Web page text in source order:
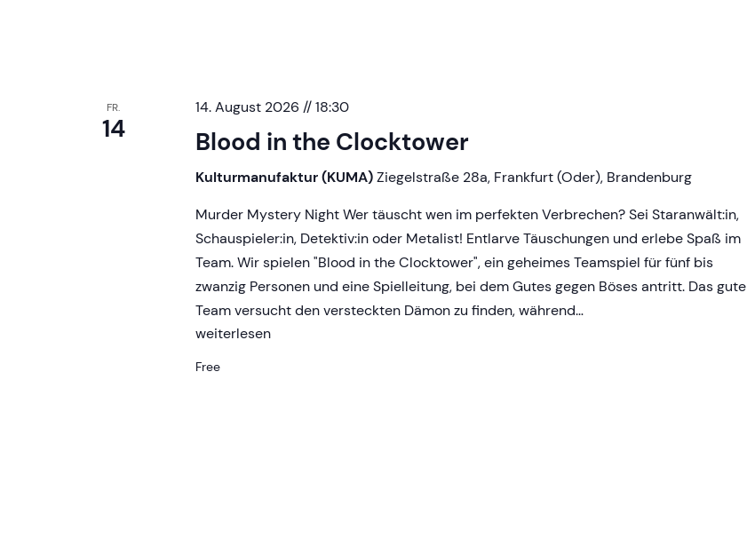
FR.
14
14. August 2026 // 18:30
Blood in the Clocktower
Kulturmanufaktur (KUMA)Ziegelstraße 28a, Frankfurt (Oder), Brandenburg
Murder Mystery Night Wer täuscht wen im perfekten Verbrechen? Sei Staranwält:in,
Schauspieler:in, Detektiv:in oder Metalist! Entlarve Täuschungen und erlebe Spaß im
Team. Wir spielen "Blood in the Clocktower", ein geheimes Teamspiel für fünf bis
zwanzig Personen und eine Spielleitung, bei dem Gutes gegen Böses antritt. Das gute
Team versucht den versteckten Dämon zu finden, während…
Blood
weiterlesen
Free